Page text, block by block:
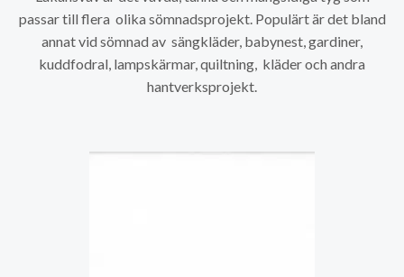
passar till flera olika sömnadsprojekt. Populärt är det bland
annat vid sömnad av sängkläder, babynest, gardiner,
kuddfodral, lampskärmar, quiltning, kläder och andra
hantverksprojekt.